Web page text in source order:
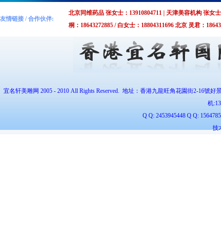
友情链接 / 合作伙伴:
北京同维药品 张女士：13910804711 | 天津美容机构 张女
桐：18643272885 / 白女士：18804311696 北京 灵君：
宜名轩美雕网 2005 - 2010 All Rights Reserved. 地址：香港九龍旺角花園街2-16號好
机:
Q Q: 2453945448 Q Q:
技